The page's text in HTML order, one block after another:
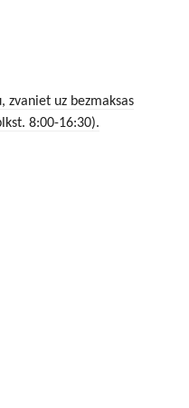
zvaniet uz bezmaksas
8:00-16:30).